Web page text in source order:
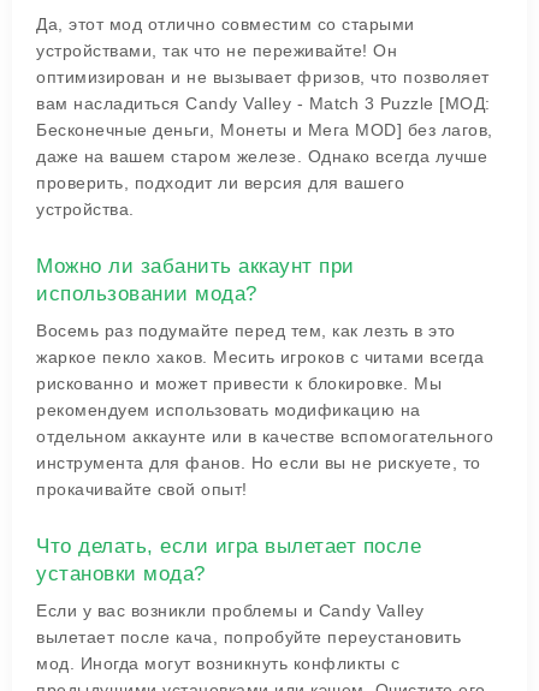
Да, этот мод отлично совместим со старыми
устройствами, так что не переживайте! Он
оптимизирован и не вызывает фризов, что позволяет
вам насладиться Candy Valley - Match 3 Puzzle [МОД:
Бесконечные деньги, Монеты и Мега MOD] без лагов,
даже на вашем старом железе. Однако всегда лучше
проверить, подходит ли версия для вашего
устройства.
Можно ли забанить аккаунт при
использовании мода?
Восемь раз подумайте перед тем, как лезть в это
жаркое пекло хаков. Месить игроков с читами всегда
рискованно и может привести к блокировке. Мы
рекомендуем использовать модификацию на
отдельном аккаунте или в качестве вспомогательного
инструмента для фанов. Но если вы не рискуете, то
прокачивайте свой опыт!
Что делать, если игра вылетает после
установки мода?
Если у вас возникли проблемы и Candy Valley
вылетает после кача, попробуйте переустановить
мод. Иногда могут возникнуть конфликты с